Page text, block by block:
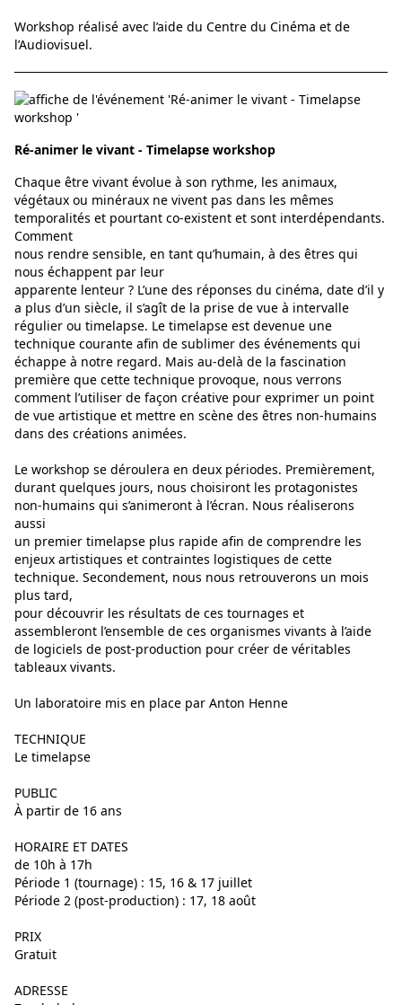
Workshop réalisé avec l’aide du Centre du Cinéma et de
l’Audiovisuel.
Ré-animer le vivant - Timelapse workshop
Chaque être vivant évolue à son rythme, les animaux,
végétaux ou minéraux ne vivent pas dans les mêmes
temporalités et pourtant co-existent et sont interdépendants.
Comment
nous rendre sensible, en tant qu’humain, à des êtres qui
nous échappent par leur
apparente lenteur ? L’une des réponses du cinéma, date d’il y
a plus d’un siècle, il s’agît de la prise de vue à intervalle
régulier ou timelapse. Le timelapse est devenue une
technique courante afin de sublimer des événements qui
échappe à notre regard. Mais au-delà de la fascination
première que cette technique provoque, nous verrons
comment l’utiliser de façon créative pour exprimer un point
de vue artistique et mettre en scène des êtres non-humains
dans des créations animées.
Le workshop se déroulera en deux périodes. Premièrement,
durant quelques jours, nous choisiront les protagonistes
non-humains qui s’animeront à l’écran. Nous réaliserons
aussi
un premier timelapse plus rapide afin de comprendre les
enjeux artistiques et contraintes logistiques de cette
technique. Secondement, nous nous retrouverons un mois
plus tard,
pour découvrir les résultats de ces tournages et
assembleront l’ensemble de ces organismes vivants à l’aide
de logiciels de post-production pour créer de véritables
tableaux vivants.
Un laboratoire mis en place par Anton Henne
TECHNIQUE
Le timelapse
PUBLIC
À partir de 16 ans
HORAIRE ET DATES
de 10h à 17h
Période 1 (tournage) : 15, 16 & 17 juillet
Période 2 (post-production) : 17, 18 août
PRIX
Gratuit
ADRESSE